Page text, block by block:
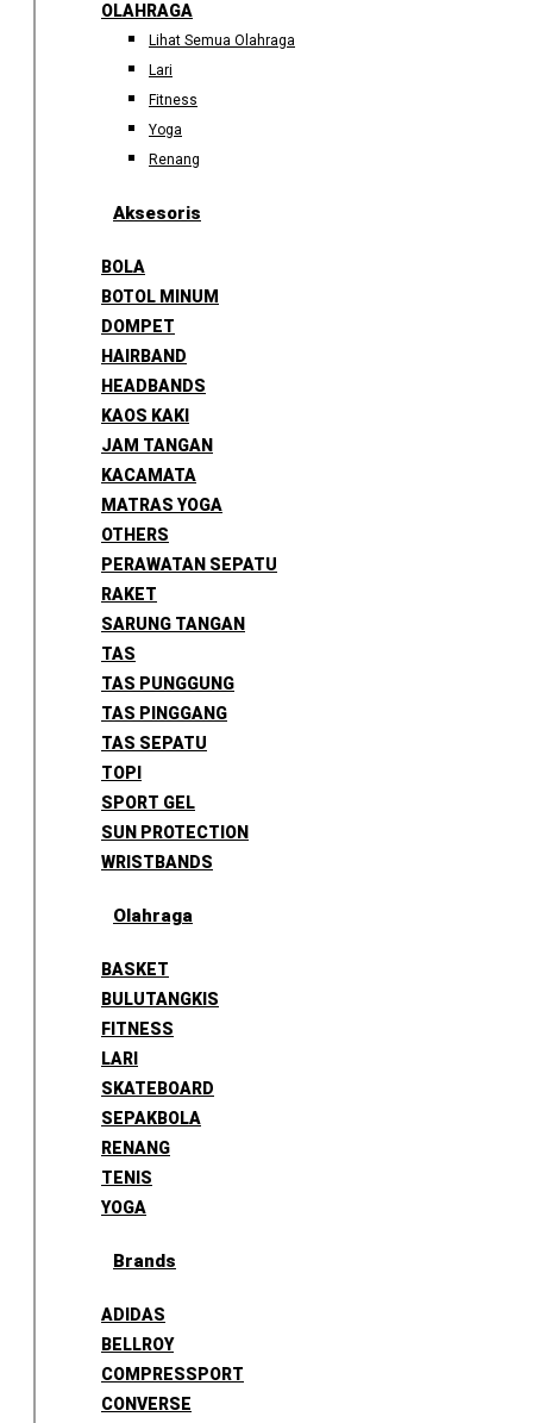
OLAHRAGA
Lihat Semua Olahraga
Lari
Fitness
Yoga
Renang
Aksesoris
BOLA
BOTOL MINUM
DOMPET
HAIRBAND
HEADBANDS
KAOS KAKI
JAM TANGAN
KACAMATA
MATRAS YOGA
OTHERS
PERAWATAN SEPATU
RAKET
SARUNG TANGAN
TAS
TAS PUNGGUNG
TAS PINGGANG
TAS SEPATU
TOPI
SPORT GEL
SUN PROTECTION
WRISTBANDS
Olahraga
BASKET
BULUTANGKIS
FITNESS
LARI
SKATEBOARD
SEPAKBOLA
RENANG
TENIS
YOGA
Brands
ADIDAS
BELLROY
COMPRESSPORT
CONVERSE